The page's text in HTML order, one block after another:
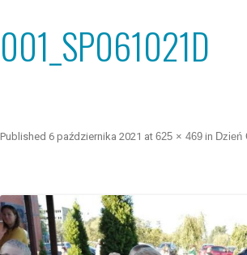
001_SP061021D
Published 6 października 2021 at 625 × 469 in Dzień